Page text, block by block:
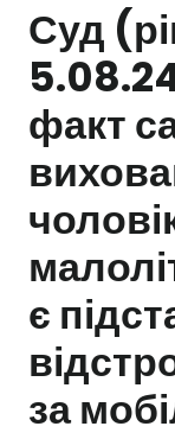
Про
Суд
факт
є
за